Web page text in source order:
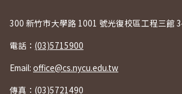
300 新竹市大學路 1001 號光復校區工程三館
電話： (03)5715900
Email: office@cs.nycu.edu.tw
傳真：(03)5721490